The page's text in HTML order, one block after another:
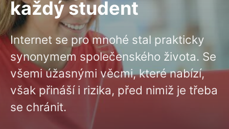
každý student
Internet se pro mnohé stal prakticky
synonymem společenského života. Se
všemi úžasnými věcmi, které nabízí,
však přináší i rizika, před nimiž je třeba
se chránit.